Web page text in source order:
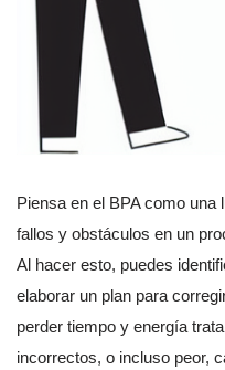
Piensa en el BPA como una
fallos y obstáculos en un
Al hacer esto, puedes
elaborar un plan para
perder tiempo y energía
incorrectos, o incluso peor,